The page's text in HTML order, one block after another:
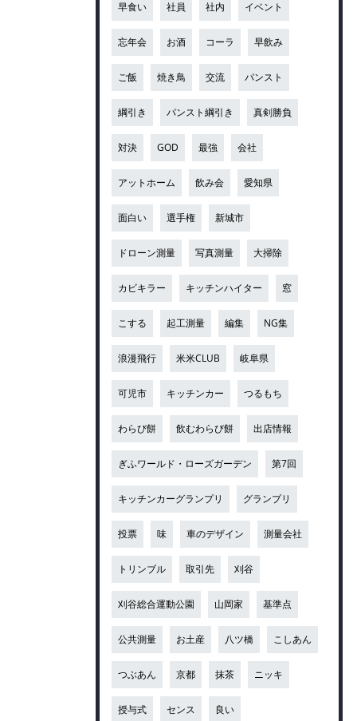
早食い 社員 社内 イベント
忘年会 お酒 コーラ 早飲み
ご飯 焼き鳥 交流 パンスト
綱引き パンスト綱引き 真剣勝負
対決 GOD 最強 会社
アットホーム 飲み会 愛知県
面白い 選手権 新城市
ドローン測量 写真測量 大掃除
カビキラー キッチンハイター 窓
こする 起工測量 編集 NG集
浪漫飛行 米米CLUB 岐阜県
可児市 キッチンカー つるもち
わらび餅 飲むわらび餅 出店情報
ぎふワールド・ローズガーデン 第7回
キッチンカーグランプリ グランプリ
投票 味 車のデザイン 測量会社
トリンブル 取引先 刈谷
刈谷総合運動公園 山岡家 基準点
公共測量 お土産 八ツ橋 こしあん
つぶあん 京都 抹茶 ニッキ
授与式 センス 良い